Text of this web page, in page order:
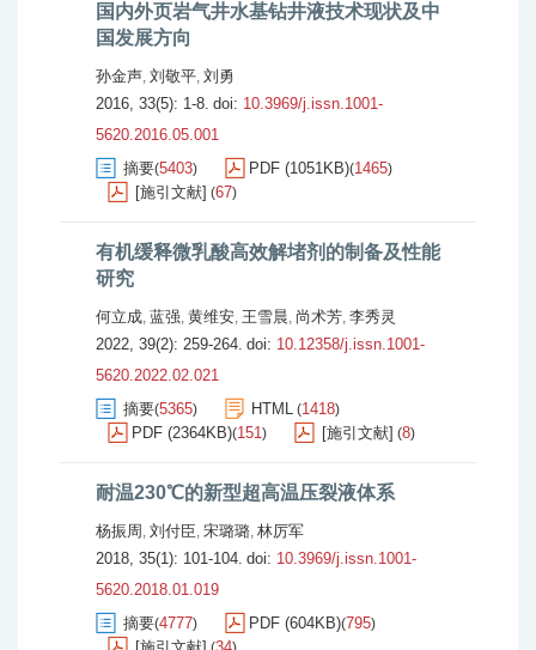
国内外页岩气井水基钻井液技术现状及中
国发展方向
孙金声, 刘敬平, 刘勇
2016, 33(5): 1-8. doi: 10.3969/j.issn.1001-
5620.2016.05.001
摘要(5403) PDF (1051KB)(1465)
[施引文献] (67)
有机缓释微乳酸高效解堵剂的制备及性能
研究
何立成, 蓝强, 黄维安, 王雪晨, 尚术芳, 李秀灵
2022, 39(2): 259-264. doi: 10.12358/j.issn.1001-
5620.2022.02.021
摘要(5365) HTML (1418)
PDF (2364KB)(151) [施引文献] (8)
耐温230℃的新型超高温压裂液体系
杨振周 , 刘付臣, 宋璐璐, 林厉军
2018, 35(1): 101-104. doi: 10.3969/j.issn.1001-
5620.2018.01.019
摘要(4777) PDF (604KB)(795)